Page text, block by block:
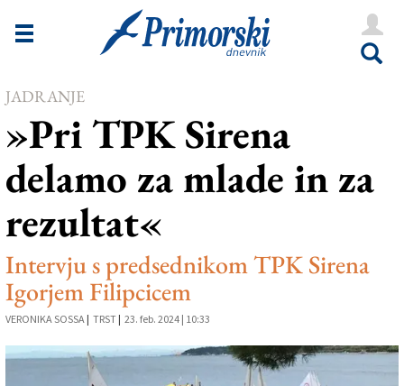
Novice
Goriška
Kultura
Šport
Še
Vreme
V Kioskih
Uredništvo
JADRANJE
»Pri TPK Sirena
delamo za mlade in za
rezultat«
Intervju s predsednikom TPK Sirena
Igorjem Filipcicem
VERONIKA SOSSA | TRST | 23. feb. 2024 | 10:33